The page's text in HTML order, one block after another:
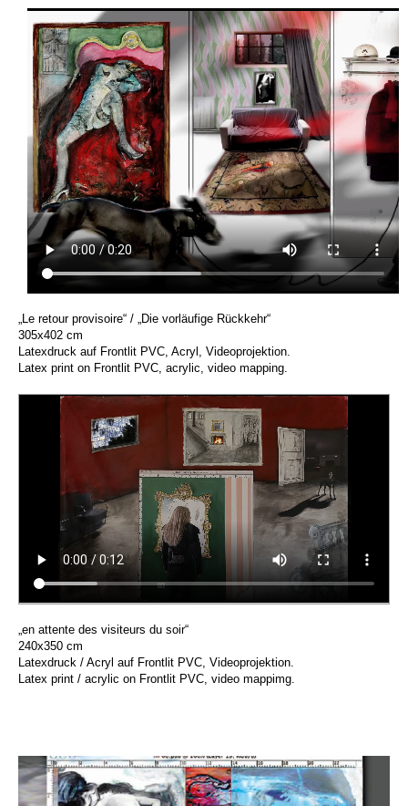
„Le retour provisoire“ / „Die vorläufige Rückkehr“
305x402 cm
Latexdruck auf Frontlit PVC, Acryl, Videoprojektion.
Latex print on Frontlit PVC, acrylic, video mapping.
„en attente des visiteurs du soir“
240x350 cm
Latexdruck / Acryl auf Frontlit PVC, Videoprojektion.
Latex print / acrylic on Frontlit PVC, video mappimg.